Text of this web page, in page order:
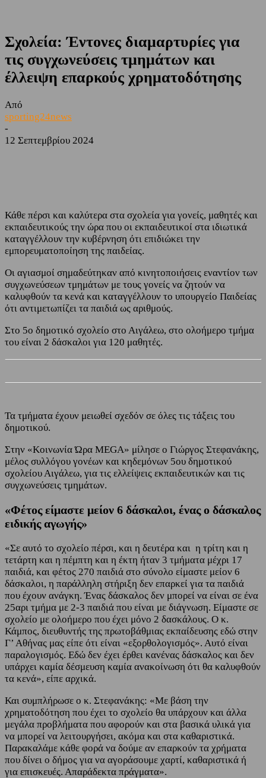
Σχολεία: Έντονες διαμαρτυρίες για
τις συγχωνεύσεις τμημάτων και
έλλειψη επαρκούς χρηματοδότησης
Από
sporting24news
-
12 Σεπτεμβρίου 2024
Κάθε πέρσι και καλύτερα στα σχολεία για γονείς, μαθητές και
εκπαιδευτικούς την ώρα που οι εκπαιδευτικοί στα ιδιωτικά
καταγγέλλουν την κυβέρνηση ότι επιδιώκει την
εμπορευματοποίηση της παιδείας.
Οι αγιασμοί σημαδεύτηκαν από κινητοποιήσεις εναντίον των
συγχωνεύσεων τμημάτων με τους γονείς να ζητούν να
καλυφθούν τα κενά και καταγγέλλουν το υπουργείο Παιδείας
ότι αντιμετωπίζει τα παιδιά ως αριθμούς.
Στο 5ο δημοτικό σχολείο στο Αιγάλεω, στο ολοήμερο τμήμα
του είναι 2 δάσκαλοι για 120 μαθητές.
Τα τμήματα έχουν μειωθεί σχεδόν σε όλες τις τάξεις του
δημοτικού.
Στην «Κοινωνία Ώρα MEGA» μίλησε ο Γιώργος Στεφανάκης,
μέλος συλλόγου γονέων και κηδεμόνων 5ου δημοτικού
σχολείου Αιγάλεω, για τις ελλείψεις εκπαιδευτικών και τις
συγχωνεύσεις τμημάτων.
«Φέτος είμαστε μείον 6 δάσκαλοι, ένας ο δάσκαλος
ειδικής αγωγής»
«Σε αυτό το σχολείο πέρσι, και η δευτέρα και η τρίτη και η
τετάρτη και η πέμπτη και η έκτη ήταν 3 τμήματα μέχρι 17
παιδιά, και φέτος 270 παιδιά στο σύνολο είμαστε μείον 6
δάσκαλοι, η παράλληλη στήριξη δεν επαρκεί για τα παιδιά
που έχουν ανάγκη. Ένας δάσκαλος δεν μπορεί να είναι σε ένα
25αρι τμήμα με 2-3 παιδιά που είναι με διάγνωση. Είμαστε σε
σχολείο με ολοήμερο που έχει μόνο 2 δασκάλους. Ο κ.
Κάμπος, διευθυντής της πρωτοβάθμιας εκπαίδευσης εδώ στην
Γ’ Αθήνας μας είπε ότι είναι «εξορθολογισμός». Αυτό είναι
παραλογισμός. Εδώ δεν έχει έρθει κανένας δάσκαλος και δεν
υπάρχει καμία δέσμευση καμία ανακοίνωση ότι θα καλυφθούν
τα κενά», είπε αρχικά.
Και συμπλήρωσε ο κ. Στεφανάκης: «Με βάση την
χρηματοδότηση που έχει το σχολείο θα υπάρχουν και άλλα
μεγάλα προβλήματα που αφορούν και στα βασικά υλικά για
να μπορεί να λειτουργήσει, ακόμα και στα καθαριστικά.
Παρακαλάμε κάθε φορά να δούμε αν επαρκούν τα χρήματα
που δίνει ο δήμος για να αγοράσουμε χαρτί, καθαριστικά ή
για επισκευές. Απαράδεκτα πράγματα».